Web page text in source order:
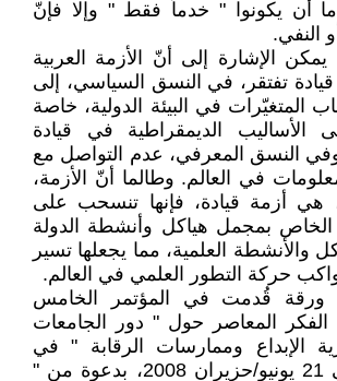
أن يكونوا " خدماً فقط " وإلا فإنّ
النفي.
الإشارة إلى أنّ الأزمة العربية
تفتقر، في النسق السياسي، إلى
المتغيّرات في البيئة الدولية، خاصة
الأساليب الديمقراطية في قيادة
وفي النسق المعرفي، عدم التواصل مع
في العالم. وطالما أنّ الأزمة،
هي أزمة قيادة، فإنها تنسحب على
الخاص بمجمل هياكل وأنشطة الدولة
والأنشطة العلمية، مما يجعلها تسير
حركة التطور العلمي في العالم.
قُدمت في المؤتمر الخامس
الفكر المعاصر حول " دور الجامعات
الإبداع وممارسات الرقابة " في
الفترة من 19 إلى 21 يونيو/حزيران 2008، بدعوة من "